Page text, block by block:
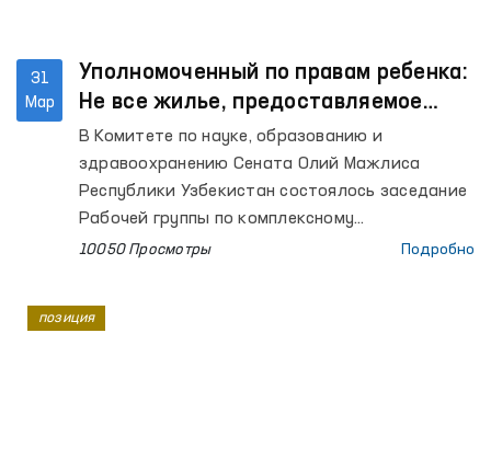
31
Мар
Уполномоченный по правам ребенка:
Не все жилье, предоставляемое
выпускникам домов «Милосердия»,
соответствует требованию
В Комитете по науке, образованию и
здравоохранению Сената Олий Мажлиса
Республики Узбекистан состоялось заседание
Рабочей группы по комплексному
исследованию дальнейшего укрепления
10050 Просмотры Подробно
позиция